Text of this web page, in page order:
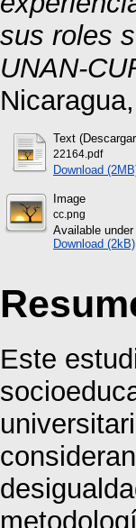
sus roles
UNAN-
Text
22164.pdf
Download
Image
cc.png
Available
Download (2kB)
Este